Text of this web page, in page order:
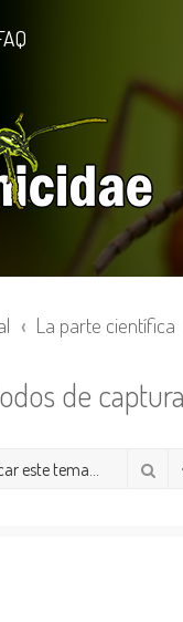
La parte científica
de